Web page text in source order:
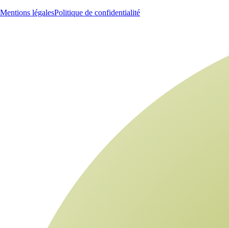
Mentions légalesPolitique de confidentialité